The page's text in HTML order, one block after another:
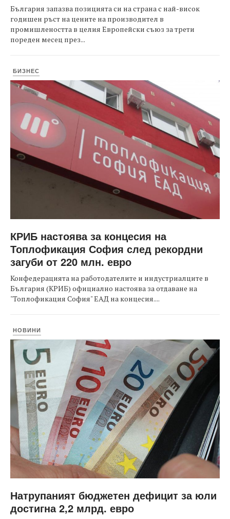
България запазва позицията си на страна с най-висок
годишен ръст на цените на производител в
промишлеността в целия Европейски съюз за трети
пореден месец през...
БИЗНЕС
КРИБ настоява за концесия на
Топлофикация София след рекордни
загуби от 220 млн. евро
Конфедерацията на работодателите и индустриалците в
България (КРИБ) официално настоява за отдаване на
"Топлофикация София" ЕАД на концесия....
НОВИНИ
Натрупаният бюджетен дефицит за юли
достигна 2,2 млрд. евро